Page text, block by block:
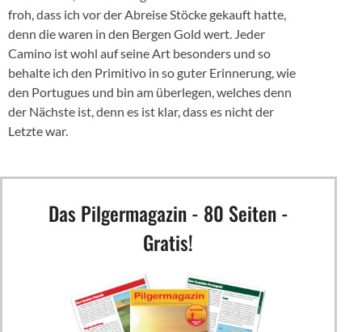
froh, dass ich vor der Abreise Stöcke gekauft hatte,
denn die waren in den Bergen Gold wert. Jeder
Camino ist wohl auf seine Art besonders und so
behalte ich den Primitivo in so guter Erinnerung, wie
den Portugues und bin am überlegen, welches denn
der Nächste ist, denn es ist klar, dass es nicht der
Letzte war.
Das Pilgermagazin - 80 Seiten -
Gratis!